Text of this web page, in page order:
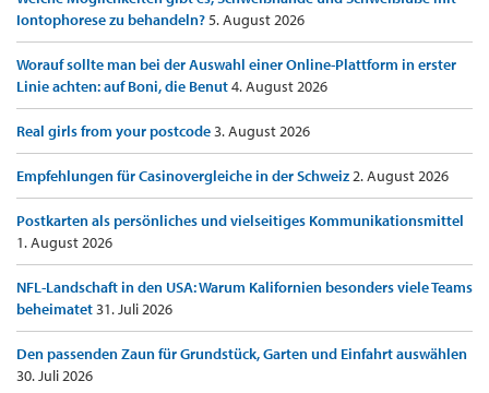
Iontophorese zu behandeln?5. August 2026
Worauf sollte man bei der Auswahl einer Online-Plattform in erster
Linie achten: auf Boni, die Benut4. August 2026
Real girls from your postcode3. August 2026
Empfehlungen für Casinovergleiche in der Schweiz2. August 2026
Postkarten als persönliches und vielseitiges Kommunikationsmittel
1. August 2026
NFL-Landschaft in den USA: Warum Kalifornien besonders viele Teams
beheimatet31. Juli 2026
Den passenden Zaun für Grundstück, Garten und Einfahrt auswählen
30. Juli 2026